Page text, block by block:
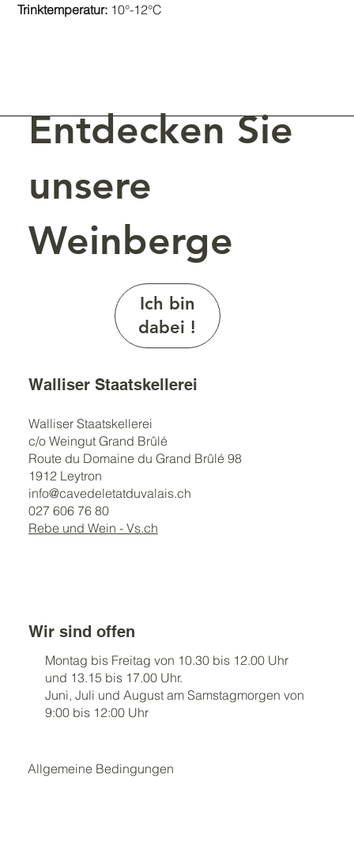
Trinktemperatur: 10°-12°C
Entdecken Sie
unsere
Weinberge
Ich bin
dabei !
Walliser Staatskellerei
Walliser Staatskellerei
c/o Weingut Grand Brûlé
Route du Domaine du Grand Brûlé 98
1912 Leytron
info@cavedeletatduvalais.ch
027 606 76 80
Rebe und Wein - Vs.ch
Wir sind offen
Montag bis Freitag von 10.30 bis 12.00 Uhr
und 13.15 bis 17.00 Uhr.
Juni, Juli und August am Samstagmorgen von
9:00 bis 12:00 Uhr
Allgemeine Bedingungen